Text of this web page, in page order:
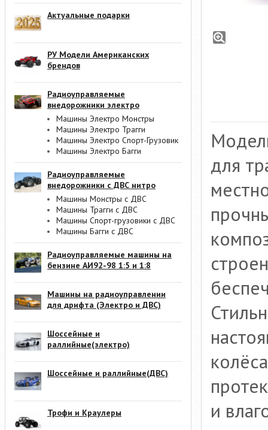
Актуальные подарки
РУ Модели Американских
брендов
Радиоуправляемые
внедорожники электро
Машины Электро Монстры
Машины Электро Трагги
Машины Электро Спорт-Грузовик
Машины Электро Багги
Радиоуправляемые
внедорожники с ДВС нитро
Машины Монстры с ДВС
Машины Трагги с ДВС
Машины Спорт-грузовики с ДВС
Машины Багги с ДВС
Радиоуправляемые машины на
бензине АИ92-98 1:5 и 1:8
Машины на радиоуправлении
для дрифта (Электро и ДВС)
Шоссейные и
раллийные(электро)
Шоссейные и раллийные(ДВС)
Трофи и Краулеры
для
и